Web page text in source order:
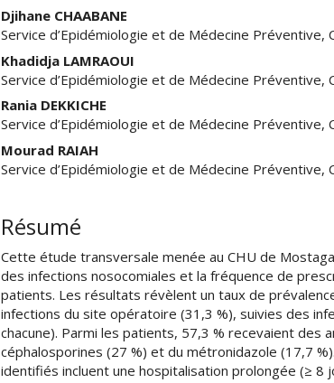
Djihane CHAABANE
Service d’Epidémiologie et de Médecine Préventive,
Khadidja LAMRAOUI
Service d’Epidémiologie et de Médecine Préventive,
Rania DEKKICHE
Service d’Epidémiologie et de Médecine Préventive,
Mourad RAIAH
Service d’Epidémiologie et de Médecine Préventive,
Résumé
Cette étude transversale menée au CHU de
des infections nosocomiales et la fréquence de
patients. Les résultats révèlent un taux de
infections du site opératoire (31,3 %), suivies des
chacune). Parmi les patients, 57,3 % recevaient des
céphalosporines (27 %) et du métronidazole (17,7
identifiés incluent une hospitalisation prolongée (≥ 8